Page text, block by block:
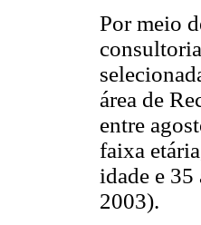
Por meio
área de
entre
faixa
idade e
2003).